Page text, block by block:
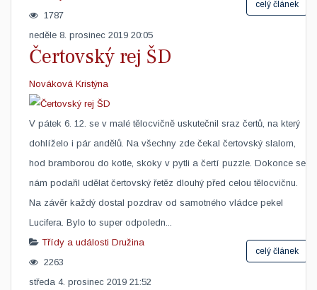
celý článek
1787
neděle 8. prosinec 2019 20:05
Čertovský rej ŠD
Nováková Kristýna
​V pátek 6. 12. se v malé tělocvičně uskutečnil sraz čertů, na který
dohlíželo i pár andělů. Na všechny zde čekal čertovský slalom,
hod bramborou do kotle, skoky v pytli a čertí puzzle. Dokonce se
nám podařil udělat čertovský řetěz dlouhý před celou tělocvičnu.
Na závěr každý dostal pozdrav od samotného vládce pekel
Lucifera. Bylo to super odpoledn...
celý článek
Třídy a události Družina
2263
středa 4. prosinec 2019 21:52